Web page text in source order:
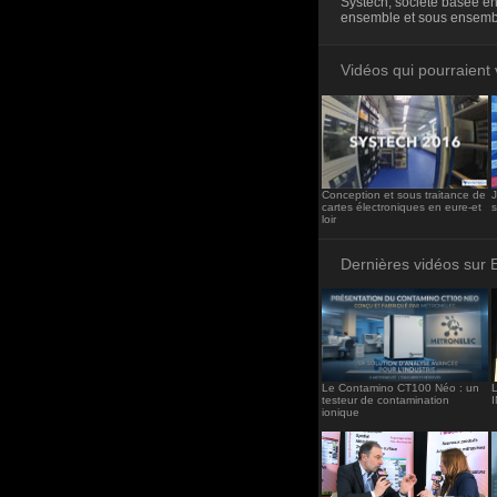
<iframe
ensemble et sous
Vidéos qui pourraient
Conception et sous traitance de
cartes électroniques en eure-et
loir
Dernières vidéos sur
Le Contamino CT100 Néo : un
testeur de contamination
ionique